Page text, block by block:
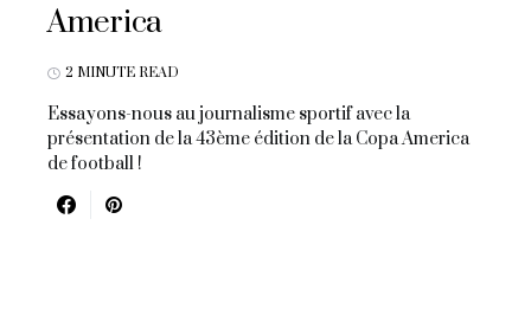
America
2 MINUTE READ
Essayons-nous au journalisme sportif avec la
présentation de la 43ème édition de la Copa America
de football !